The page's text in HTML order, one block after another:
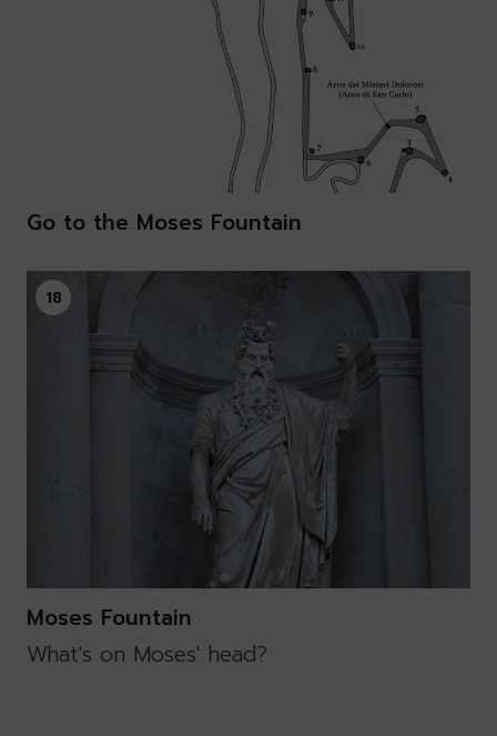
Go to the Moses Fountain
18
Moses Fountain
What's on Moses' head?